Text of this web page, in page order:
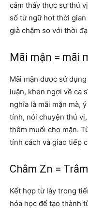
cảm thấy thực sự thú
số từ ngữ hot thời
già chậm so với thời
Mãi mận = mãi
Mãi mận được sử
luận, khen ngợi về ca
nghĩa là mãi mặn mà,
tính, nói chuyện thú
thêm muối cho mặn.
tính cách và giao tiếp
Chằm Zn =
Kết hợp từ láy trong
hóa học để tạo thành